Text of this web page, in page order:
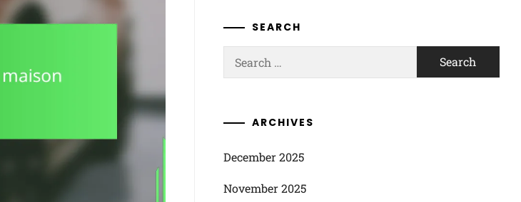
SEARCH
for:
ARCHIVES
December 2025
November 2025